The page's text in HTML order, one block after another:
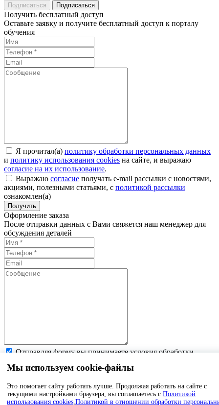
Подписаться
Получить бесплатный доступ
Оставьте заявку и получите бесплатный доступ к порталу
обучения
Я прочитал(а) политику обработки персональных данных
и политику использования cookies на сайте, и выражаю
согласие на их использование.
Выражаю согласие получать e-mail рассылки с новостями,
акциями, полезными статьями, с политикой рассылки
ознакомлен(а)
Получить
Оформление заказа
После отправки данных с Вами свяжется наш менеджер для
обсуждения деталей
Отправляя форму вы принимаете условия обработки
Отправить
Спасибо за заказ,
в ближайшее время
Мы используем cookie-файлы
Это помогает сайту работать лучше. Продолжая работать на сайте с
текущими настройками браузера, вы соглашаетесь c Политикой
использования cookies,Политикой в отношении обработки